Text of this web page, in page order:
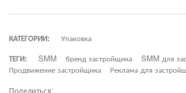
КАТЕГОРИИ:
Упаковка
ТЕГИ:
SMM бренд застройщика
SMM для
Продвижение застройщика
Реклама для
Поделиться: